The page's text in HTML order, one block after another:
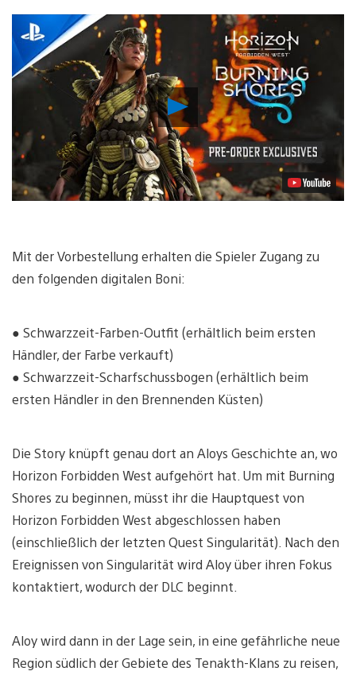
Video
abspielen
Mit der Vorbestellung erhalten die Spieler Zugang zu
den folgenden digitalen Boni:
● Schwarzzeit-Farben-Outfit (erhältlich beim ersten
Händler, der Farbe verkauft)
● Schwarzzeit-Scharfschussbogen (erhältlich beim
ersten Händler in den Brennenden Küsten)
Die Story knüpft genau dort an Aloys Geschichte an, wo
Horizon Forbidden West aufgehört hat. Um mit Burning
Shores zu beginnen, müsst ihr die Hauptquest von
Horizon Forbidden West abgeschlossen haben
(einschließlich der letzten Quest Singularität). Nach den
Ereignissen von Singularität wird Aloy über ihren Fokus
kontaktiert, wodurch der DLC beginnt.
Aloy wird dann in der Lage sein, in eine gefährliche neue
Region südlich der Gebiete des Tenakth-Klans zu reisen,